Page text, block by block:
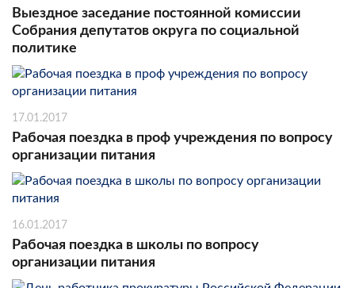
Выездное заседание постоянной комиссии
Собрания депутатов округа по социальной
политике
17.01.2017
Рабочая поездка в проф учреждения по вопросу
организации питания
16.01.2017
Рабочая поездка в школы по вопросу
организации питания